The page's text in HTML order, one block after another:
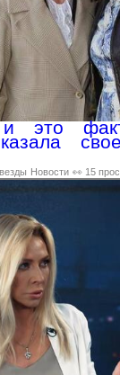
это
Новости 👀 15